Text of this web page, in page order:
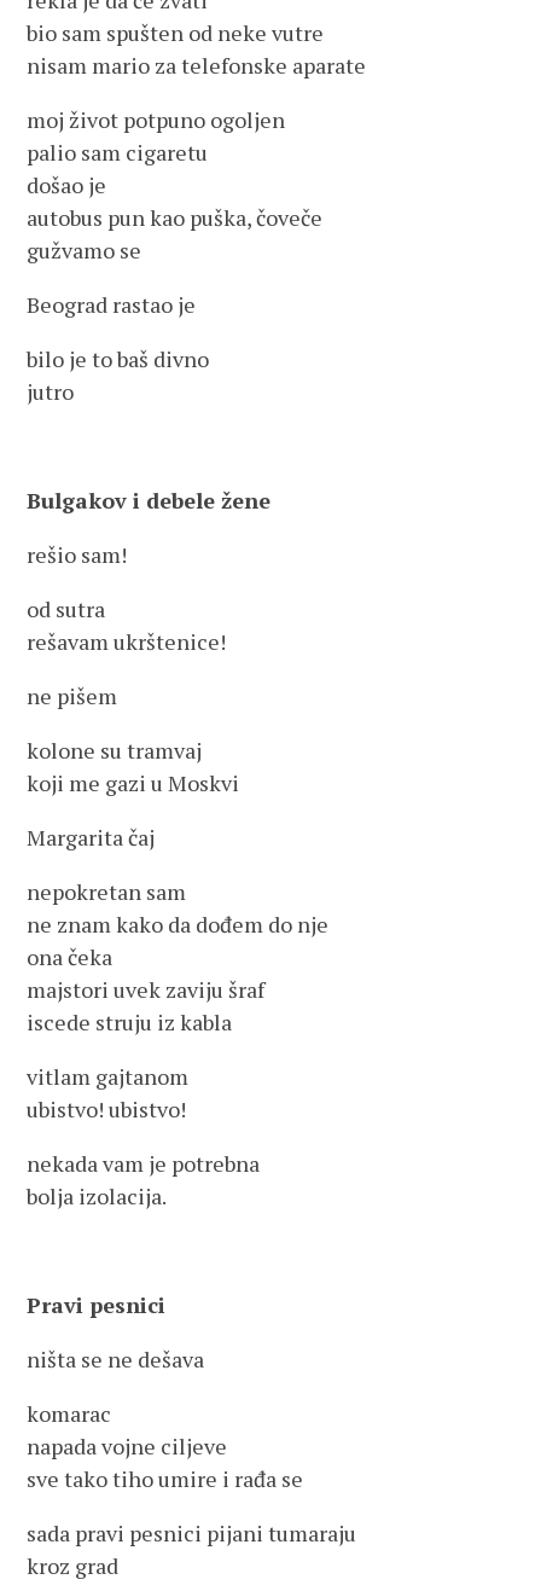
bio sam spušten od neke vutre
nisam mario za telefonske aparate
moj život potpuno ogoljen
palio sam cigaretu
došao je
autobus pun kao puška, čoveče
gužvamo se
Beograd rastao je
bilo je to baš divno
jutro
Bulgakov i debele žene
rešio sam!
od sutra
rešavam ukrštenice!
ne pišem
kolone su tramvaj
koji me gazi u Moskvi
Margarita čaj
nepokretan sam
ne znam kako da dođem do nje
ona čeka
majstori uvek zaviju šraf
iscede struju iz kabla
vitlam gajtanom
ubistvo! ubistvo!
nekada vam je potrebna
bolja izolacija.
Pravi pesnici
ništa se ne dešava
komarac
napada vojne ciljeve
sve tako tiho umire i rađa se
sada pravi pesnici pijani tumaraju
kroz grad